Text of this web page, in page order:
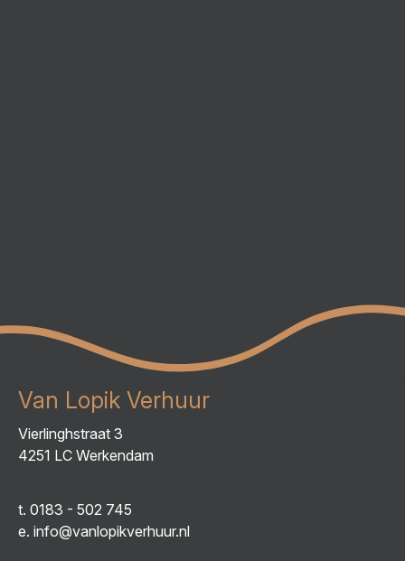
Van Lopik Verhuur
Vierlinghstraat 3
4251 LC Werkendam
t. 0183 - 502 745
e. info@vanlopikverhuur.nl